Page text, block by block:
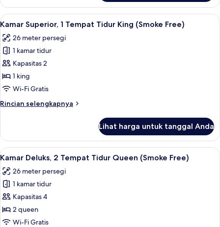
Free)
Kamar
Deluks,
1
Tidur
King
(Smoke
Free)
Lihat
semua
foto
untuk
Kamar
Superior,
1
Tidur
Free)
Meja kerja, ruang kerja ramah
9
Kamar Superior, 1 Tempat Tidur King (Smoke Free)
26 meter persegi
1 kamar tidur
Kapasitas 2
1 king
Wi-Fi Gratis
Rincian selengkapnya
Rincian
Kamar
Superior,
1
Tidur
King
(Smoke
Free)
Lihat harga untuk tanggal Anda
Lihat
semua
foto
untuk
Kamar
Deluks,
2
Meja kerja, ruang kerja ramah
6
Kamar Deluks, 2 Tempat Tidur Queen (Smoke Free)
26 meter persegi
1 kamar tidur
Kapasitas 4
2 queen
Wi-Fi Gratis